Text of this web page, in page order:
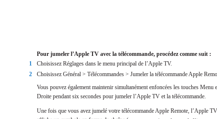
Pour jumeler l’Apple TV avec la télécommande, procédez comme suit :
1
Choisissez Réglages dans le menu principal de l’Apple TV.
2
Choisissez Général > Télécommandes > Jumeler la télécommande Apple
Vous pouvez également maintenir simultanément enfoncées les touches Menu
Droite pendant six secondes pour jumeler l’Apple TV et la télécommande.
Une fois que vous avez jumelé votre télécommande Apple Remote, l’Apple TV